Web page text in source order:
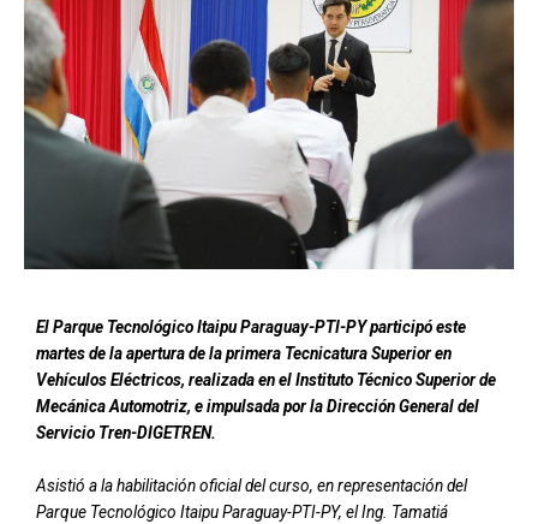
El Parque Tecnológico Itaipu Paraguay-PTI-PY participó este
martes de la apertura de la primera Tecnicatura Superior en
Vehículos Eléctricos, realizada en el Instituto Técnico Superior de
Mecánica Automotriz, e impulsada por la Dirección General del
Servicio Tren-DIGETREN.
Asistió a la habilitación oficial del curso, en representación del
Parque Tecnológico Itaipu Paraguay-PTI-PY, el Ing. Tamatiá